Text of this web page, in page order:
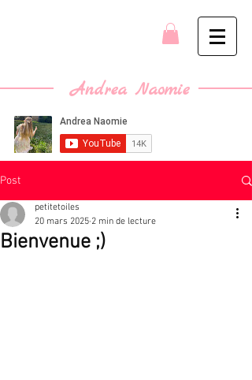
Andrea Naomie
Post
Bienvenue ;)
petitetoiles
20 mars 2025 2 min de lecture